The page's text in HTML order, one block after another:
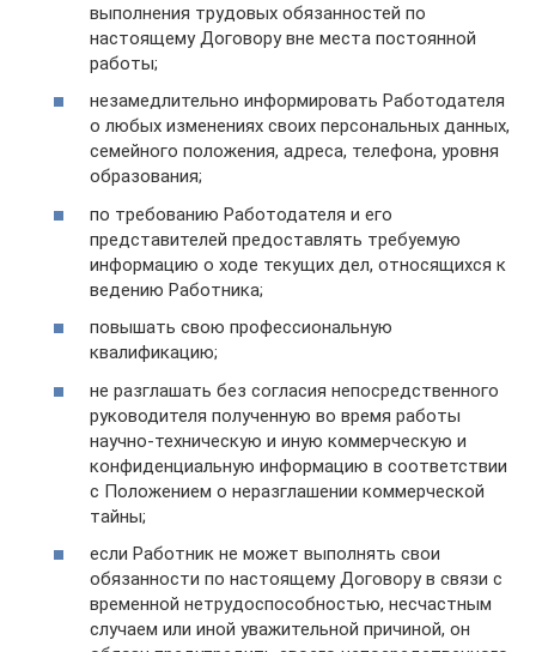
выполнения трудовых обязанностей по
настоящему Договору вне места постоянной
работы;
незамедлительно информировать Работодателя
о любых изменениях своих персональных данных,
семейного положения, адреса, телефона, уровня
образования;
по требованию Работодателя и его
представителей предоставлять требуемую
информацию о ходе текущих дел, относящихся к
ведению Работника;
повышать свою профессиональную
квалификацию;
не разглашать без согласия непосредственного
руководителя полученную во время работы
научно-техническую и иную коммерческую и
конфиденциальную информацию в соответствии
с Положением о неразглашении коммерческой
тайны;
если Работник не может выполнять свои
обязанности по настоящему Договору в связи с
временной нетрудоспособностью, несчастным
случаем или иной уважительной причиной, он